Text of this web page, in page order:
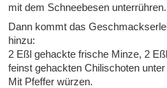
mit dem Schneebesen unterrühren.
Dann kommt das
hinzu:
2 Eßl gehackte frische Minze, 2
feinst gehackten Chilischoten
Mit Pfeffer würzen.